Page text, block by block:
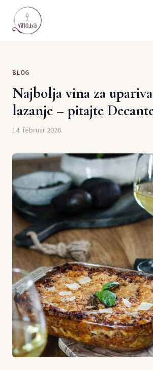
BLOG
Najbolja vina za
lazanje – pitajte
14. februar 2026.